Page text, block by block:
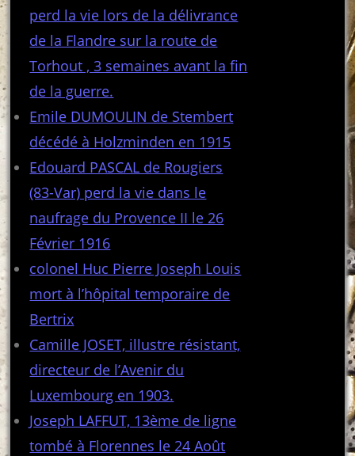
perd la vie lors de la délivrance
de la Flandre sur la route de
Torhout , 3 semaines avant la fin
de la guerre.
Emile DUMOULIN de Stembert
décédé à Holzminden en 1915
Edouard PASCAL de Rougiers
(83-Var) perd la vie dans le
naufrage du Provence II le 26
Février 1916
colonel Huc Pierre Joseph Louis
mort à l’hôpital temporaire de
Bertrix
Camille JOSET, illustre résistant,
directeur de l’Avenir du
Luxembourg en 1903.
Joseph LAFFUT, 13ème de ligne
tombé à Florennes le 24 Août